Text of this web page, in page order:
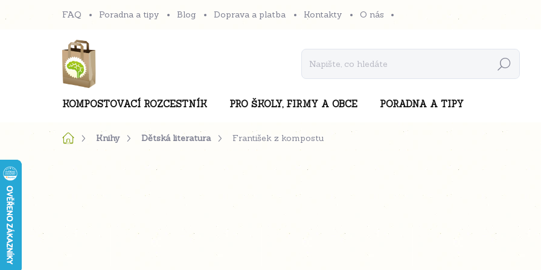
na
FAQ Poradna a tipy Blog Doprava a platba Kontakty O nás
Hledat
KOMPOSTOVACÍ ROZCESTNÍK PRO ŠKOLY, FIRMY A OBCE PORADNA A TIPY
DomůKnihy Dětská literatura František z kompostu